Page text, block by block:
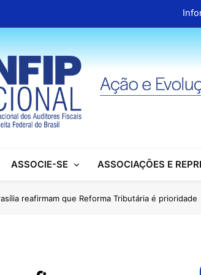
Nacional recebe visita da superintendente
Preparativos para o XIX Encontro
Almoço em homenagem ao Dia
Preparativos para o XIX Encontro
Almoço em homenagem ao Dia
ASSOCIE-SE ASSOCIAÇÕES E
reafirmam que Reforma Tributária é prioridade